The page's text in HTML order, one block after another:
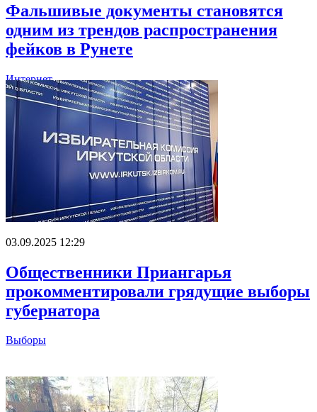
Фальшивые документы становятся
одним из трендов распространения
фейков в Рунете
Интернет
03.09.2025 12:29
Общественники Приангарья
прокомментировали грядущие выборы
губернатора
Выборы